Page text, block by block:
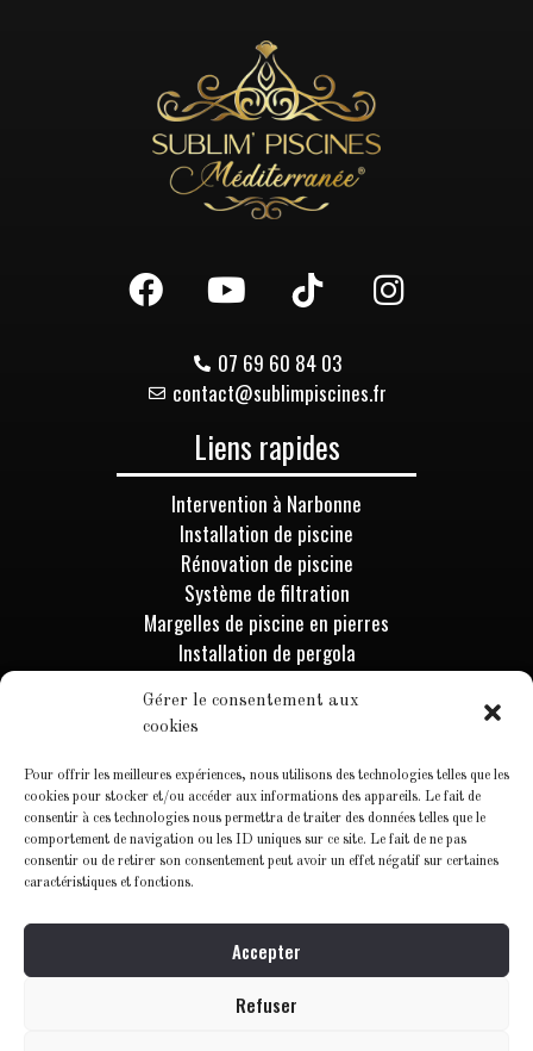
Gérer le consentement aux
cookies
Pour offrir les meilleures expériences, nous utilisons des technologies telles que les
cookies pour stocker et/ou accéder aux informations des appareils. Le fait de
consentir à ces technologies nous permettra de traiter des données telles que le
comportement de navigation ou les ID uniques sur ce site. Le fait de ne pas
consentir ou de retirer son consentement peut avoir un effet négatif sur certaines
caractéristiques et fonctions.
Accepter
Refuser
07 69 60 84 03
contact@sublimpiscines.fr
Liens rapides
Intervention à Narbonne
Installation de piscine
Rénovation de piscine
Système de filtration
Margelles de piscine en pierres
Installation de pergola
Mur de pierre
Rénovation de salle de bains
Informations
Contactez-nous